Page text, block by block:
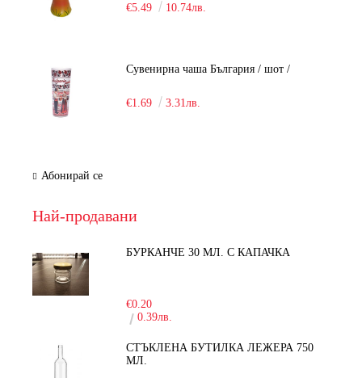
€5.49 10.74лв.
Сувенирна чаша България / шот /
€1.69 3.31лв.
Абонирай се
Най-продавани
БУРКАНЧЕ 30 МЛ. С КАПАЧКА
€0.20
0.39лв.
СТЪКЛЕНА БУТИЛКА ЛЕЖЕРА 750
МЛ.